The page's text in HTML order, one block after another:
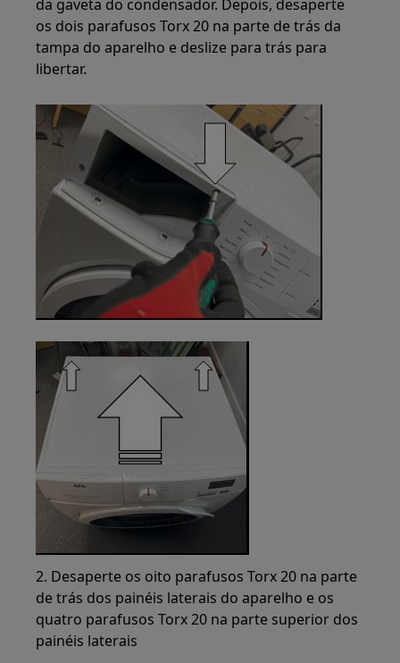
da gaveta do condensador. Depois, desaperte
os dois parafusos Torx 20 na parte de trás da
tampa do aparelho e deslize para trás para
libertar.
2. Desaperte os oito parafusos Torx 20 na parte
de trás dos painéis laterais do aparelho e os
quatro parafusos Torx 20 na parte superior dos
painéis laterais